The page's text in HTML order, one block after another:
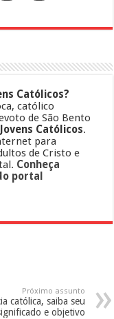
Católicos?
católico
de São Bento
Católicos.
para
de Cristo e
Conheça
portal
Próximo assunto
católica, saiba seu
e objetivo